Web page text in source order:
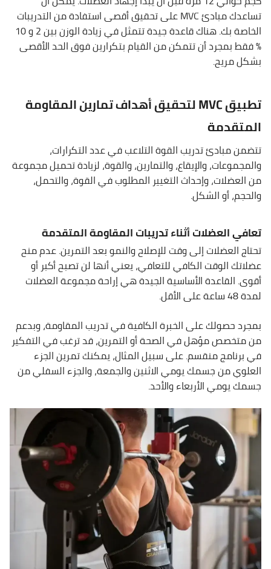
تساعدك مبادئ MVC على تحقيق أقصى استفادة من التدريبات
الخاصة بك. هناك قاعدة جيدة تتمثل في زيادة الوزن بين 2 و 10
% فقط بمجرد أن تتمكن من القيام بتكرارين فوق الحد الأقصى
بشكل مريح.
تطبيق MVC لتحقيق أهداف تمارين المقاومة
المتقدمة
تتضمن مبادئ تدريب القوة التلاعب في عدد التكرارات،
والمجموعات، والإيقاع، والتمارين، والقوة، لزيادة تحميل مجموعة
من العضلات، وإحداث التغيير المطلوب في القوة، والتحمل،
والحجم، أو الشكل.
تعافي العضلات أثناء تدريبات المقاومة المتقدمة
تحتاج العضلات إلى وقت للإصلاح والنمو بعد التمرين. عدم منح
عضلاتك الوقت الكافي للتعافي، يعني أنها لن تصبح أكبر أو
أقوى. القاعدة الأساسية الجيدة هي إراحة مجموعة العضلات
لمدة 48 ساعة على الأقل.
بمجرد حصولك على الخبرة الكافية في تدريب المقاومة، وبدعم
من متخصص مؤهل في الصحة أو التمرين، قد ترغب في التفكير
في برنامج منقسم. على سبيل المثال، يمكنك تمرين الجزء
العلوي من جسمك يومي الاثنين والجمعة، والجزء السفلي من
جسمك يومي الأربعاء والأحد.